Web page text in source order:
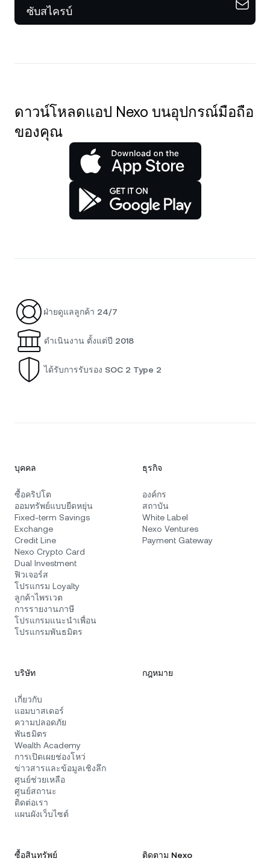
ซับสไครบ์
ดาวน์โหลดแอป Nexo บนอุปกรณ์มือถือ
ของคุณ
ฝ่ายดูแลลูกค้า 24/7
ดำเนินงาน ตั้งแต่ปี 2018
ได้รับการรับรอง SOC 2 Type 2
บุคคล
ซื้อคริปโต
ออมทรัพย์แบบยืดหยุ่น
Fixed-term Savings
Exchange
Credit Line
Nexo Crypto Card
Dual Investment
ฟิวเจอร์ส
โปรแกรม Loyalty
ลูกค้าไพรเวต
การรายงานภาษี
โปรแกรมแนะนำเพื่อน
โปรแกรมพันธมิตร
ธุรกิจ
องค์กร
สถาบัน
White Label
Nexo Ventures
Payment Gateway
บริษัท
เกี่ยวกับ
แอมบาสเดอร์
ความปลอดภัย
พันธมิตร
Wealth Academy
การเปิดเผยช่องโหว่
ข่าวสารและข้อมูลเชิงลึก
ศูนย์ช่วยเหลือ
ศูนย์สถานะ
ติดต่อเรา
แผนผังเว็บไซต์
กฎหมาย
ซื้อสินทรัพย์ ติดตาม Nexo